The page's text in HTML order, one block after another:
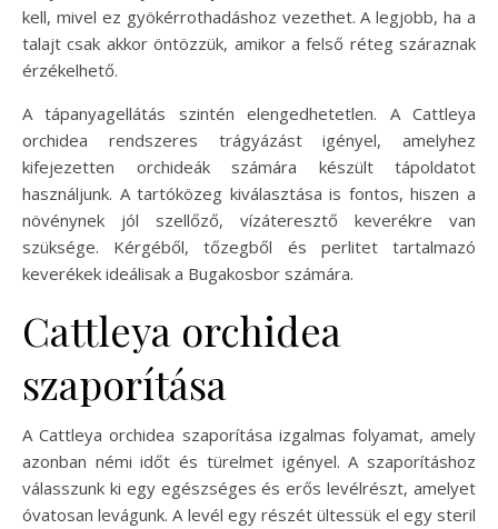
kell, mivel ez gyökérrothadáshoz vezethet. A legjobb, ha a
talajt csak akkor öntözzük, amikor a felső réteg száraznak
érzékelhető.
A tápanyagellátás szintén elengedhetetlen. A Cattleya
orchidea rendszeres trágyázást igényel, amelyhez
kifejezetten orchideák számára készült tápoldatot
használjunk. A tartóközeg kiválasztása is fontos, hiszen a
növénynek jól szellőző, vízáteresztő keverékre van
szüksége. Kérgéből, tőzegből és perlitet tartalmazó
keverékek ideálisak a Bugakosbor számára.
Cattleya orchidea
szaporítása
A Cattleya orchidea szaporítása izgalmas folyamat, amely
azonban némi időt és türelmet igényel. A szaporításhoz
válasszunk ki egy egészséges és erős levélrészt, amelyet
óvatosan levágunk. A levél egy részét ültessük el egy steril